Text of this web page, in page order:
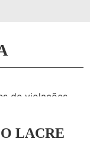
LACRE